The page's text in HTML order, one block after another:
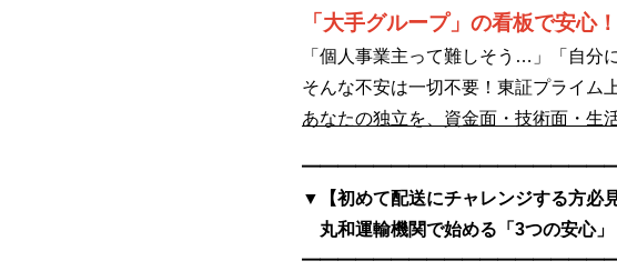
「大手グループ」の看板で安
「個人事業主って難しそう…」「自分
そんな不安は一切不要！東証プライム
あなたの独立を、資金面・技術面・生
▼【初めて配送にチャレンジする方必見
丸和運輸機関で始める「3つの安心」